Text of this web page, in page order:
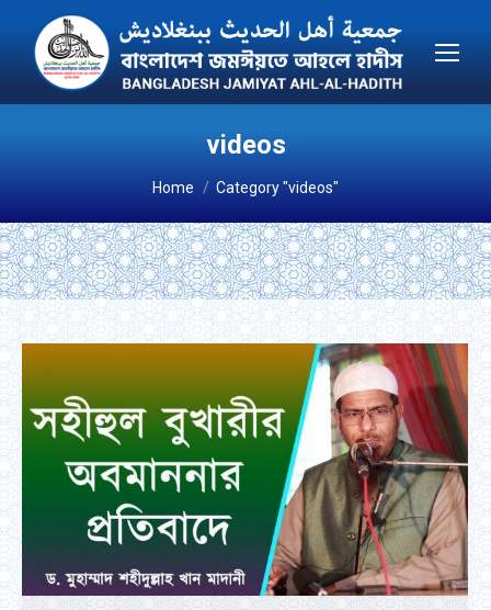
videos
You are here:
Home Category "videos"